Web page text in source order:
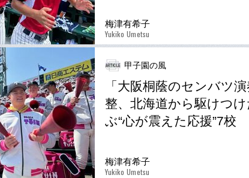
梅津有希子
Yukiko Umetsu
甲子園の風
「大阪桐蔭のセンバツ
整、北海道から駆けつ
ぶ“心が震えた応援”7校
梅津有希子
Yukiko Umetsu